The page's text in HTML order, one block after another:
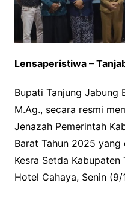
Lensaperistiwa –
Bupati Tanjung Jabung
M.Ag., secara resmi
Jenazah Pemerintah
Barat Tahun 2025
Kesra Setda
Hotel Cahaya, Senin (9/